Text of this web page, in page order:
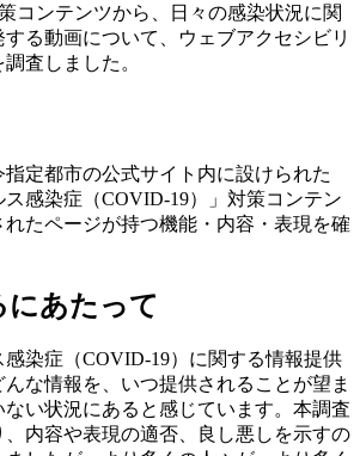
コンテンツから、日々の感染状況に関
る動画について、ウェブアクセシビリ
査しました。
指定都市の公式サイト内に設けられた
ス感染症（COVID-19）」対策コンテン
たページが持つ機能・内容・表現を確
にあたって
染症（COVID-19）に関する情報提供
な情報を、いつ提供されることが望ま
ない状況にあると感じています。本調査
、内容や表現の適否、良し悪しを示すの